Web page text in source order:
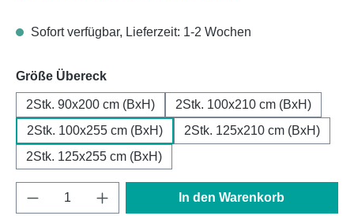
Sofort verfügbar, Lieferzeit: 1-2 Wochen
Größe Übereckauswählen
2Stk. 90x200 cm (BxH)
2Stk. 100x210 cm (BxH)
2Stk. 100x255 cm (BxH)
2Stk. 125x210 cm (BxH)
2Stk. 125x255 cm (BxH)
Produkt Anzahl: Gib den gewünschten
In den Warenkorb